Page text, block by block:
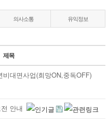
의사소통 유익정보
제목
대면사업(희망ON,중독OFF)
안내